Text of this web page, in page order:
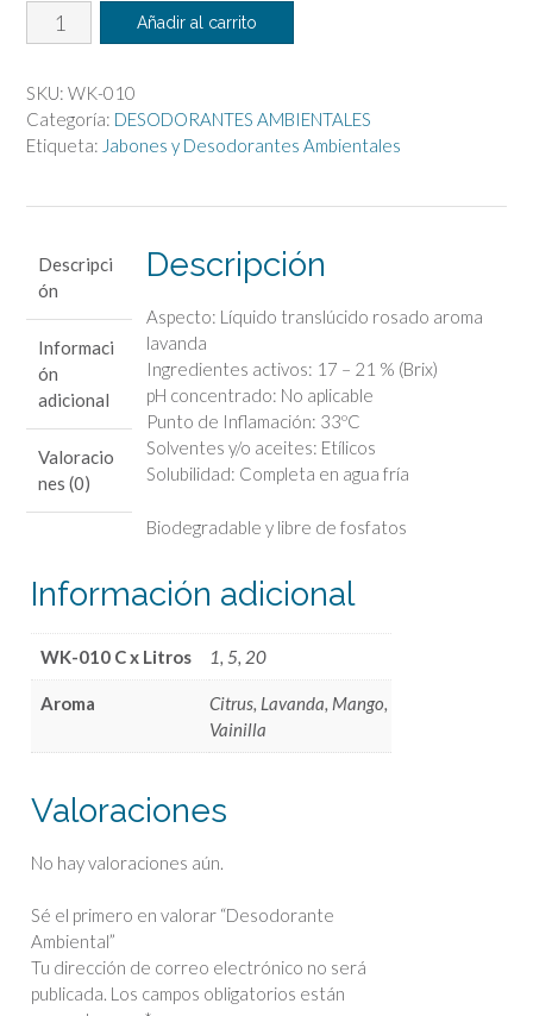
Desodorante
Ambiental
Añadir al carrito
SKU: WK-010
Categoría: DESODORANTES AMBIENTALES
Etiqueta: Jabones y Desodorantes Ambientales
Descripci
ón
Informaci
ón
adicional
Valoracio
nes (0)
Descripción
Aspecto: Líquido translúcido rosado aroma
lavanda
Ingredientes activos: 17 – 21 % (Brix)
pH concentrado: No aplicable
Punto de Inflamación: 33ºC
Solventes y/o aceites: Etílicos
Solubilidad: Completa en agua fría
Biodegradable y libre de fosfatos
Información adicional
WK-010 C x Litros 1, 5, 20
Aroma
Citrus, Lavanda, Mango,
Vainilla
Valoraciones
No hay valoraciones aún.
Sé el primero en valorar “Desodorante
Ambiental”
Tu dirección de correo electrónico no será
publicada. Los campos obligatorios están